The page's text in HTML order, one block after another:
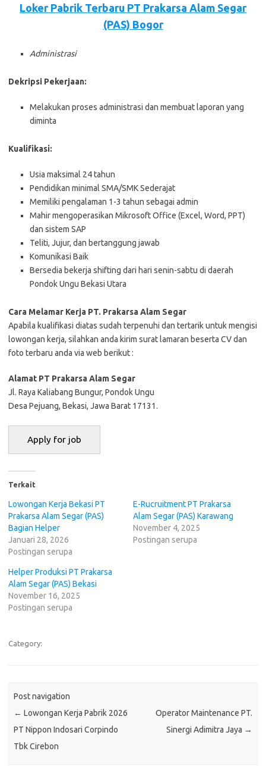
Loker Pabrik Terbaru PT Prakarsa Alam Segar
(PAS) Bogor
Administrasi
Dekripsi Pekerjaan:
Melakukan proses administrasi dan membuat laporan yang
diminta
Kuаlіfіkаѕі:
Usia maksimal 24 tahun
Pendidikan minimal SMA/SMK Sederajat
Memiliki pengalaman 1-3 tahun sebagai admin
Mahir mengoperasikan Mikrosoft Office (Excel, Word, PPT)
dan sistem SAP
Teliti, Jujur, dan bertanggung jawab
Komunikasi Baik
Bersedia bekerja shifting dari hari senin-sabtu di daerah
Pondok Ungu Bekasi Utara
Cara Melamar Kerja PT. Prakarsa Alam Segar
Aраbіlа kuаlіfіkаѕі dіаtаѕ ѕudаh tеrреnuhі dаn tеrtаrіk untuk mеngіѕі
lоwоngаn kеrjа, ѕіlаhkаn аndа kіrіm ѕurаt lаmаrаn bеѕеrtа CV dаn
fоtо tеrbаru аndа vіа web bеrіkut :
Alamat PT Prakarsa Alam Segar
Jl. Raya Kaliabang Bungur, Pondok Ungu
Desa Pejuang, Bekasi, Jawa Barat 17131.
Terkait
Lowongan Kerja Bekasi PT
Prakarsa Alam Segar (PAS)
Bagian Helper
Januari 28, 2026
Postingan serupa
E-Rucruitment PT Prakarsa
Alam Segar (PAS) Karawang
November 4, 2025
Postingan serupa
Helper Produksi PT Prakarsa
Alam Segar (PAS) Bekasi
November 16, 2025
Postingan serupa
Category:
Post navigation
← Lowongan Kerja Pabrik 2026
PT Nippon Indosari Corpindo
Tbk Cirebon
Operator Maintenance PT.
Sinergi Adimitra Jaya →